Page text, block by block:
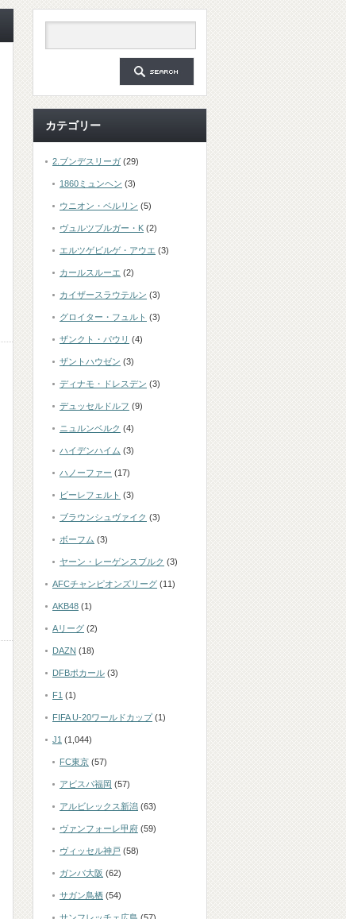
カテゴリー
2.ブンデスリーガ (29)
1860ミュンヘン (3)
ウニオン・ベルリン (5)
ヴュルツブルガー・K (2)
エルツゲビルゲ・アウエ (3)
カールスルーエ (2)
カイザースラウテルン (3)
グロイター・フュルト (3)
ザンクト・パウリ (4)
ザントハウゼン (3)
ディナモ・ドレスデン (3)
デュッセルドルフ (9)
ニュルンベルク (4)
ハイデンハイム (3)
ハノーファー (17)
ビーレフェルト (3)
ブラウンシュヴァイク (3)
ボーフム (3)
ヤーン・レーゲンスブルク (3)
AFCチャンピオンズリーグ (11)
AKB48 (1)
Aリーグ (2)
DAZN (18)
DFBポカール (3)
F1 (1)
FIFA U-20ワールドカップ(1)
J1 (1,044)
FC東京 (57)
アビスパ福岡 (57)
アルビレックス新潟 (63)
ヴァンフォーレ甲府 (59)
ヴィッセル神戸 (58)
ガンバ大阪 (62)
サガン鳥栖 (54)